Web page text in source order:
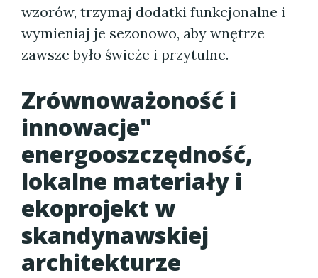
wzorów, trzymaj dodatki funkcjonalne i
wymieniaj je sezonowo, aby wnętrze
zawsze było świeże i przytulne.
Zrównoważoność i
innowacje"
energooszczędność,
lokalne materiały i
ekoprojekt w
skandynawskiej
architekturze